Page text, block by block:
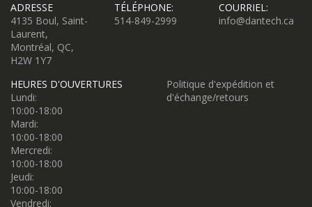
ADRESSE
4135 Boul, Saint-
Laurent,
Montréal, QC,
H2W 1Y7
TÉLÉPHONE:
514-849-2999
COURRIEL:
info@dantech.ca
HEURES D'OUVERTURES
Lundi:
10:00-18:00
Mardi:
10:00-18:00
Mercredi:
10:00-18:00
Jeudi:
10:00-18:00
Vendredi:
Politique d'expédition et
d'échange/retours